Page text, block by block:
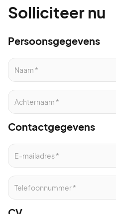
Solliciteer nu
Persoonsgegevens
Contactgegevens